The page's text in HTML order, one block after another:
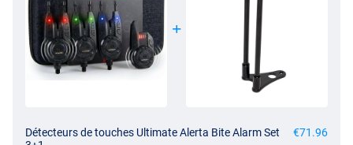
Détecteurs de touches Ultimate Alerta Bite Alarm Set
€71.96